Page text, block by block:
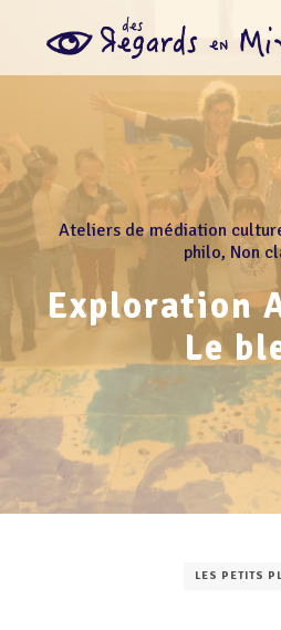
Ateliers de médiation
philo, Non
Exploration
Le
LES PETITS